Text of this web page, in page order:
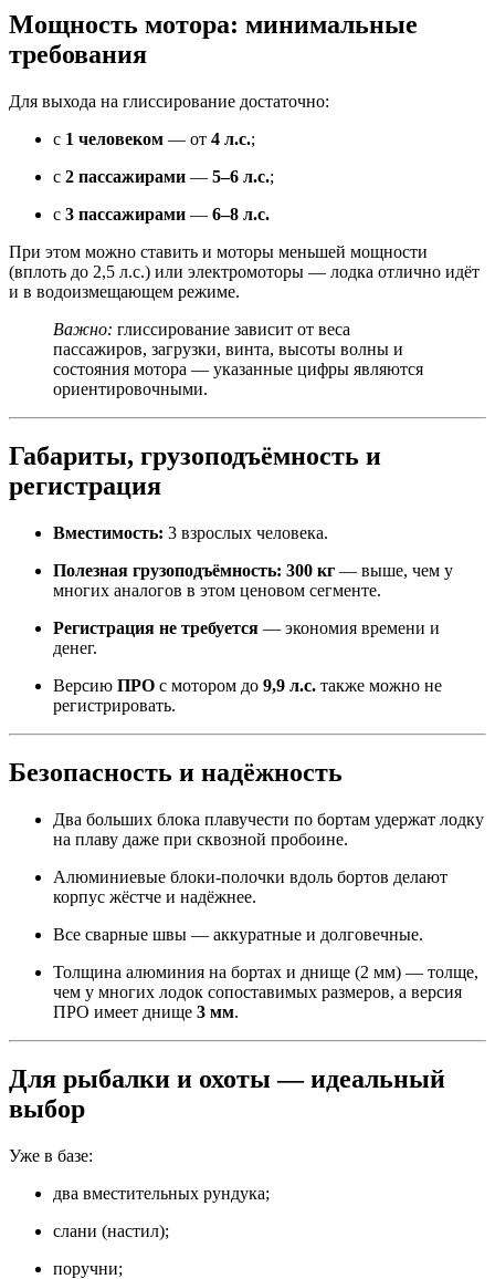
Мощность мотора: минимальные
требования
Для выхода на глиссирование достаточно:
с 1 человеком — от 4 л.с.;
с 2 пассажирами — 5–6 л.с.;
с 3 пассажирами — 6–8 л.с.
При этом можно ставить и моторы меньшей мощности
(вплоть до 2,5 л.с.) или электромоторы — лодка отлично идёт
и в водоизмещающем режиме.
Важно: глиссирование зависит от веса
пассажиров, загрузки, винта, высоты волны и
состояния мотора — указанные цифры являются
ориентировочными.
Габариты, грузоподъёмность и
регистрация
Вместимость: 3 взрослых человека.
Полезная грузоподъёмность: 300 кг — выше, чем у
многих аналогов в этом ценовом сегменте.
Регистрация не требуется — экономия времени и
денег.
Версию ПРО с мотором до 9,9 л.с. также можно не
регистрировать.
Безопасность и надёжность
Два больших блока плавучести по бортам удержат лодку
на плаву даже при сквозной пробоине.
Алюминиевые блоки-полочки вдоль бортов делают
корпус жёстче и надёжнее.
Все сварные швы — аккуратные и долговечные.
Толщина алюминия на бортах и днище (2 мм) — толще,
чем у многих лодок сопоставимых размеров, а версия
ПРО имеет днище 3 мм.
Для рыбалки и охоты — идеальный
выбор
Уже в базе:
два вместительных рундука;
слани (настил);
поручни;